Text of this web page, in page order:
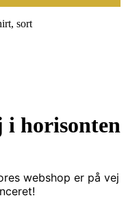
sort
i horisonten
webshop er på vej